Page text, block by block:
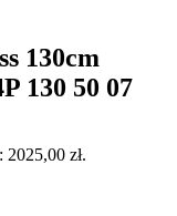
130cm
130 50 07
zł.